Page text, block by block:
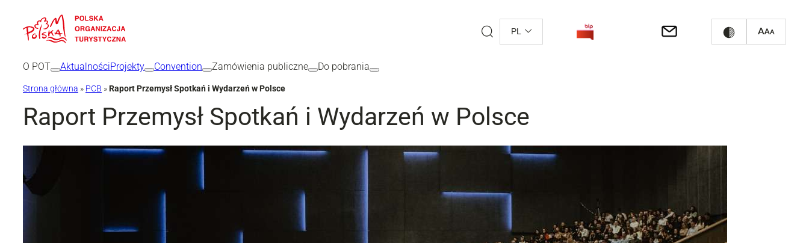
PL
O POT AktualnościProjekty Convention Zamówienia publiczne Do pobrania
Strona główna » PCB »Raport Przemysł Spotkań i Wydarzeń w Polsce
Raport Przemysł Spotkań i Wydarzeń w Polsce